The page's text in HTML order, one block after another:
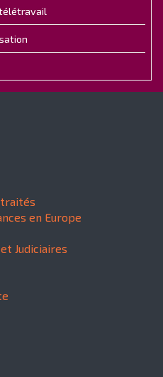
en Europe
Judiciaires